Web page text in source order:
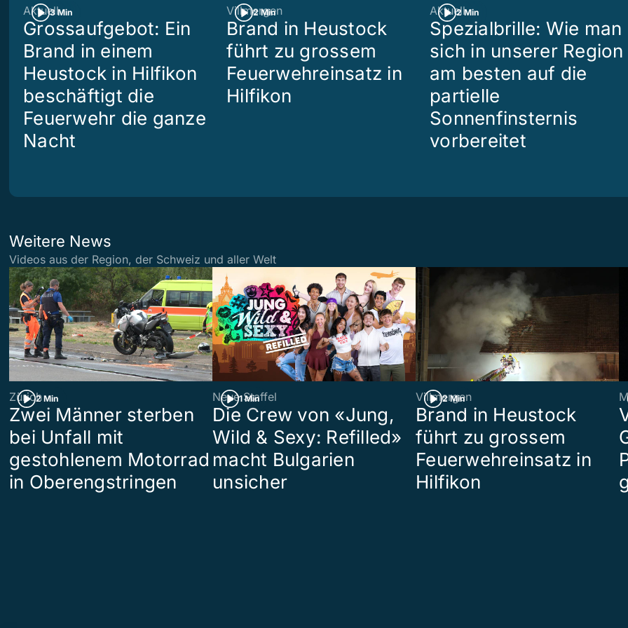
3 Min
Aktuell
Grossaufgebot: Ein
Brand in einem
Heustock in Hilfikon
beschäftigt die
Feuerwehr die ganze
Nacht
2 Min
Villmergen
Brand in Heustock
führt zu grossem
Feuerwehreinsatz in
Hilfikon
2 Min
Aktuell
Spezialbrille: Wie man
sich in unserer Region
am besten auf die
partielle
Sonnenfinsternis
vorbereitet
Weitere News
Videos aus der Region, der Schweiz und aller Welt
2 Min
Zürich
Zwei Männer sterben
bei Unfall mit
gestohlenem Motorrad
in Oberengstringen
1 Min
Neue Staffel
Die Crew von «Jung,
Wild & Sexy: Refilled»
macht Bulgarien
unsicher
2 Min
Villmergen
Brand in Heustock
führt zu grossem
Feuerwehreinsatz in
Hilfikon